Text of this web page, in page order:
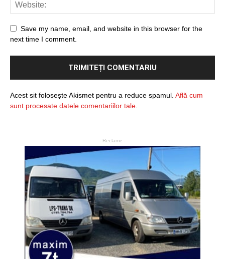
Save my name, email, and website in this browser for the
next time I comment.
Acest sit folosește Akismet pentru a reduce spamul. Află cum
sunt procesate datele comentariilor tale
- Reclame -